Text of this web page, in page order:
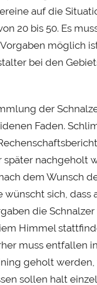
auf die
20 bis 50. Es
möglich
bei den
der
Faden.
später nachgeholt
dem Wunsch
wünscht sich,
die
Himmel
muss entfallen
geholt werden,
sollen halt